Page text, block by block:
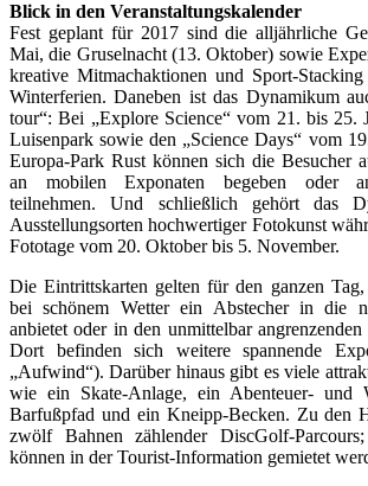
Blick in den Veranstaltungskalender
Fest geplant für 2017 sind die alljährliche
Mai, die Gruselnacht (13. Oktober) sowie
kreative Mitmachaktionen und Sport-
Winterferien. Daneben ist das Dynamikum
tour“: Bei „Explore Science“ vom 21. bis 25.
Luisenpark sowie den „Science Days“ vom
Europa-Park Rust können sich die Besucher
an mobilen Exponaten begeben oder
teilnehmen. Und schließlich gehört das
Ausstellungsorten hochwertiger Fotokunst
Fototage vom 20. Oktober bis 5. November.
Die Eintrittskarten gelten für den ganzen Tag,
bei schönem Wetter ein Abstecher in die
anbietet oder in den unmittelbar
Dort befinden sich weitere spannende
„Aufwind“). Darüber hinaus gibt es viele
wie ein Skate-Anlage, ein Abenteuer- und
Barfußpfad und ein Kneipp-Becken. Zu den
zwölf Bahnen zählender DiscGolf-
können in der Tourist-Information gemietet